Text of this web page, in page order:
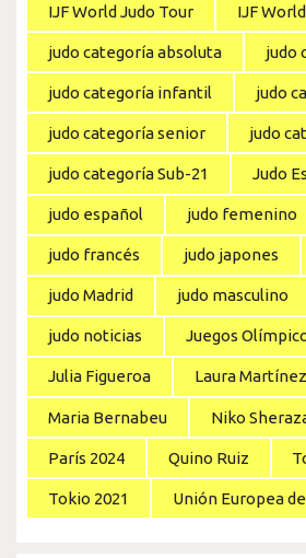
IJF World Judo Tour IJF
judo categoría absoluta judo
judo categoría infantil judo
judo categoría senior judo
judo categoría Sub-21 Judo
judo español judo femenino
judo francés judo japones
judo Madrid judo masculino
judo noticias Juegos
Julia Figueroa Laura Martínez
Maria Bernabeu Niko
París 2024 Quino Ruiz
Tokio 2021 Unión Europea